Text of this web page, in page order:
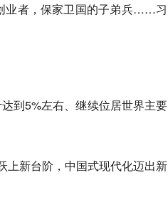
业者，保家卫国的子弟兵……习
到5%左右、继续位居世界主要
上新台阶，中国式现代化迈出新